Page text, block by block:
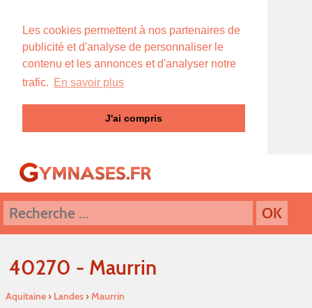
Les cookies permettent à nos partenaires de
publicité et d'analyse de personnaliser le
contenu et les annonces et d'analyser notre
trafic. En savoir plus
J'ai compris
40270 - Maurrin
Aquitaine› Landes›Maurrin